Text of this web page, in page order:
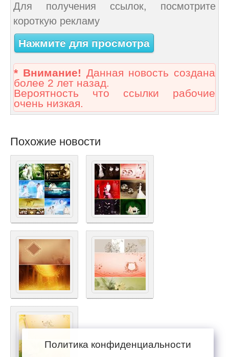
Для получения ссылок, посмотрите
короткую рекламу
Нажмите для просмотра
* Внимание! Данная новость создана
более 2 лет назад.
Вероятность что ссылки рабочие
очень низкая.
Похожие новости
Политика конфиденциальности